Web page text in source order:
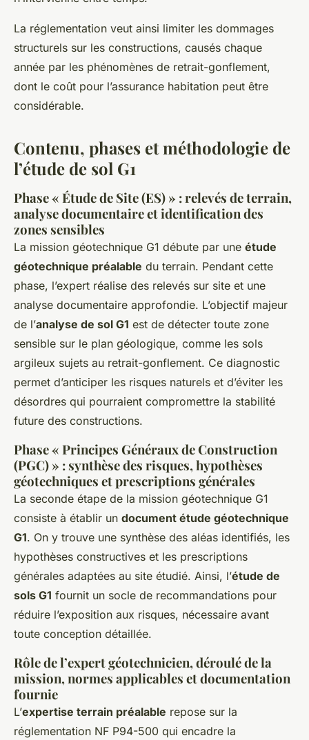
La réglementation veut ainsi limiter les dommages
structurels sur les constructions, causés chaque
année par les phénomènes de retrait-gonflement,
dont le coût pour l’assurance habitation peut être
considérable.
Contenu, phases et méthodologie de
l’étude de sol G1
Phase « Étude de Site (ES) » : relevés de terrain,
analyse documentaire et identification des
zones sensibles
La mission géotechnique G1 débute par une étude
géotechnique préalable du terrain. Pendant cette
phase, l’expert réalise des relevés sur site et une
analyse documentaire approfondie. L’objectif majeur
de l’analyse de sol G1 est de détecter toute zone
sensible sur le plan géologique, comme les sols
argileux sujets au retrait-gonflement. Ce diagnostic
permet d’anticiper les risques naturels et d’éviter les
désordres qui pourraient compromettre la stabilité
future des constructions.
Phase « Principes Généraux de Construction
(PGC) » : synthèse des risques, hypothèses
géotechniques et prescriptions générales
La seconde étape de la mission géotechnique G1
consiste à établir un document étude géotechnique
G1. On y trouve une synthèse des aléas identifiés, les
hypothèses constructives et les prescriptions
générales adaptées au site étudié. Ainsi, l’étude de
sols G1 fournit un socle de recommandations pour
réduire l’exposition aux risques, nécessaire avant
toute conception détaillée.
Rôle de l’expert géotechnicien, déroulé de la
mission, normes applicables et documentation
fournie
L’expertise terrain préalable repose sur la
réglementation NF P94-500 qui encadre la